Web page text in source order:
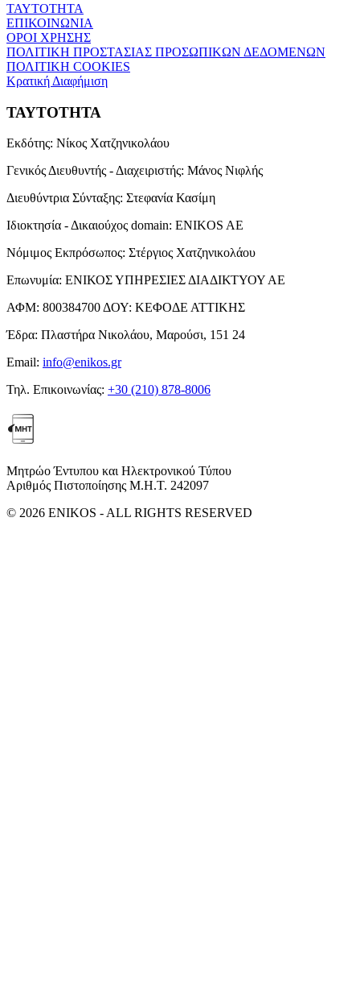
ΤΑΥΤΟΤΗΤΑ
ΕΠΙΚΟΙΝΩΝΙΑ
ΟΡΟΙ ΧΡΗΣΗΣ
ΠΟΛΙΤΙΚΗ ΠΡΟΣΤΑΣΙΑΣ ΠΡΟΣΩΠΙΚΩΝ ΔΕΔΟΜΕΝΩΝ
ΠΟΛΙΤΙΚΗ COOKIES
Κρατική Διαφήμιση
ΤΑΥΤΟΤΗΤΑ
Εκδότης: Νίκος Χατζηνικολάου
Γενικός Διευθυντής - Διαχειριστής: Μάνος Νιφλής
Διευθύντρια Σύνταξης: Στεφανία Κασίμη
Ιδιοκτησία - Δικαιούχος domain: ENIKOS AE
Νόμιμος Εκπρόσωπος: Στέργιος Χατζηνικολάου
Επωνυμία: ΕΝΙΚΟΣ ΥΠΗΡΕΣΙΕΣ ΔΙΑΔΙΚΤΥΟΥ ΑΕ
ΑΦΜ: 800384700 ΔΟΥ: ΚΕΦΟΔΕ ΑΤΤΙΚΗΣ
Έδρα: Πλαστήρα Νικολάου, Μαρούσι, 151 24
Email: info@enikos.gr
Τηλ. Επικοινωνίας: +30 (210) 878-8006
Μητρώο Έντυπου και Ηλεκτρονικού Τύπου
Αριθμός Πιστοποίησης Μ.Η.Τ. 242097
© 2026 ENIKOS - ALL RIGHTS RESERVED